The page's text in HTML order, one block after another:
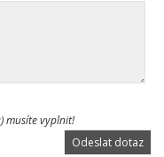
musíte vyplnit!